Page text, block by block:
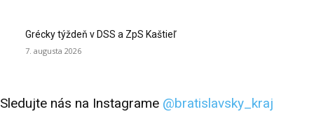
Grécky týždeň v DSS a ZpS Kaštieľ
7. augusta 2026
Sledujte nás na Instagrame @bratislavsky_kraj